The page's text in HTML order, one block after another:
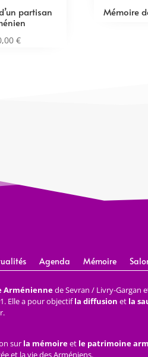
partisan
€
Mémoire
Agenda Mémoire
Arméniennede Sevran / Livry-Gargan
Elle a pour objectifla diffusion et la
sur la mémoireet le patrimoine
et la vie des Arméniens.